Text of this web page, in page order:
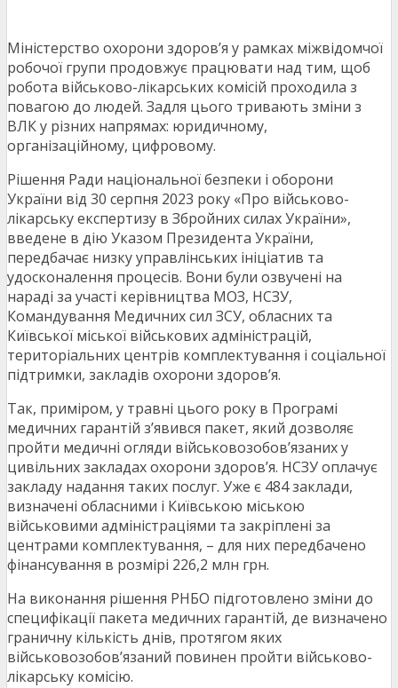
Міністерство охорони здоров’я у рамках міжвідомчої
робочої групи продовжує працювати над тим, щоб
робота військово-лікарських комісій проходила з
повагою до людей. Задля цього тривають зміни з
ВЛК у різних напрямах: юридичному,
організаційному, цифровому.
Рішення Ради національної безпеки і оборони
України від 30 серпня 2023 року «Про військово-
лікарську експертизу в Збройних силах України»,
введене в дію Указом Президента України,
передбачає низку управлінських ініціатив та
удосконалення процесів. Вони були озвучені на
нараді за участі керівництва МОЗ, НСЗУ,
Командування Медичних сил ЗСУ, обласних та
Київської міської військових адміністрацій,
територіальних центрів комплектування і соціальної
підтримки, закладів охорони здоров’я.
Так, приміром, у травні цього року в Програмі
медичних гарантій з’явився пакет, який дозволяє
пройти медичні огляди військовозобов’язаних у
цивільних закладах охорони здоров’я. НСЗУ оплачує
закладу надання таких послуг. Уже є 484 заклади,
визначені обласними і Київською міською
військовими адміністраціями та закріплені за
центрами комплектування, – для них передбачено
фінансування в розмірі 226,2 млн грн.
На виконання рішення РНБО підготовлено зміни до
специфікації пакета медичних гарантій, де визначено
граничну кількість днів, протягом яких
військовозобов’язаний повинен пройти військово-
лікарську комісію.